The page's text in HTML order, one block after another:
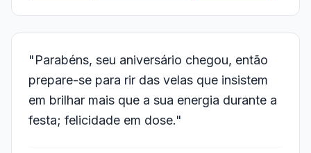
"Parabéns, seu aniversário chegou, então
prepare-se para rir das velas que insistem
em brilhar mais que a sua energia durante a
festa; felicidade em dose."